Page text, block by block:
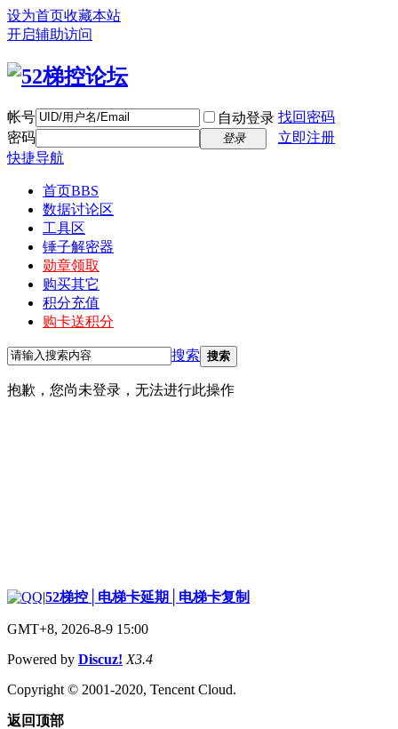
设为首页收藏本站
开启辅助访问
帐号 自动登录 找回密码
密码
登录
立即注册
快捷导航
首页BBS
数据讨论区
工具区
锤子解密器
勋章领取
购买其它
积分充值
购卡送积分
搜索 搜索
抱歉，您尚未登录，无法进行此操作
|52梯控│电梯卡延期│电梯卡复制
GMT+8, 2026-8-9 15:00
Powered by Discuz! X3.4
Copyright © 2001-2020, Tencent Cloud.
返回顶部